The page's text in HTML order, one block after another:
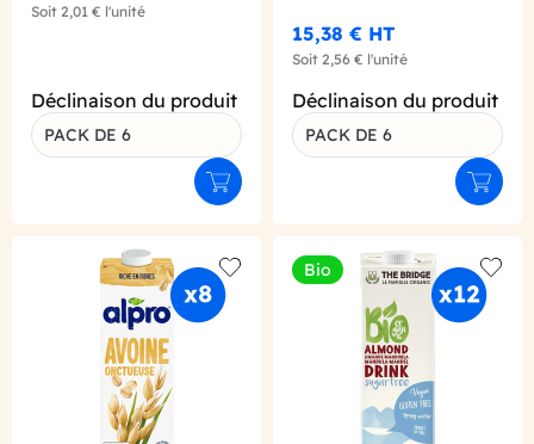
Soit 2,01 € l'unité
Déclinaison du produit
PACK DE 6
Ajouter au panier
15,38 € HT
Soit 2,56 € l'unité
Déclinaison du produit
PACK DE 6
Add to wishlist
Bio
Add